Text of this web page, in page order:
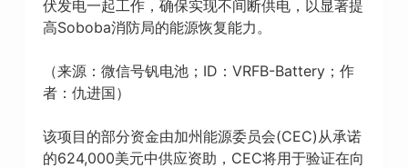
伏发电一起工作，确保实现不间断供电，以显著提
高Soboba消防局的能源恢复能力。
（来源：微信号钒电池；ID：VRFB-Battery；作
者：仇进国）
该项目的部分资金由加州能源委员会(CEC)从承诺
的624,000美元中供应资助，CEC将用于验证在向